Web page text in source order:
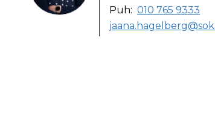
Puh: 010 765 9333